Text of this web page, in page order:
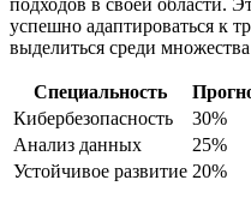
подходов в своей области.
успешно адаптироваться к
выделиться среди
Специальность
Кибербезопасность
30%
Анализ данных
25%
Устойчивое развитие 20%